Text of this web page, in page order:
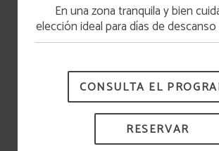
Apertura piscina
La piscina estará disponible a partir del 15 de
junio.
En una zona tranquila y bien
elección ideal para días de
CONSULTA EL
RESERVAR